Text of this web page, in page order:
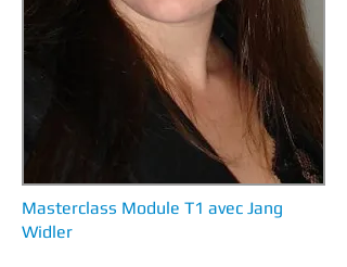
Masterclass Module T1 avec Jang
Widler